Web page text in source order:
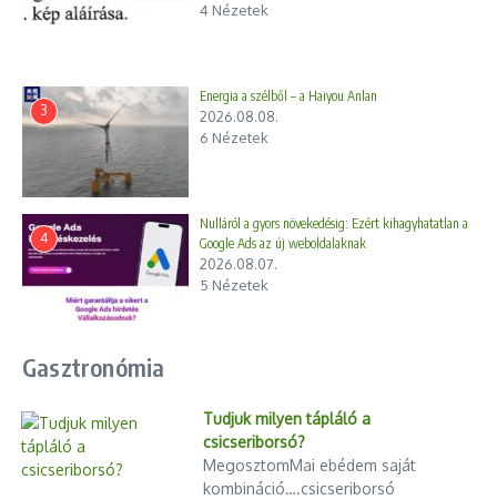
A forint Trump szeszélyeire van
Testvér a testvér ellen: Novák
Hunor nyíltan bírálja Novák Előd é
...
2026.03.10.
4 Nézetek
3
Energia a szélből – a Haiyou Anlan
2026.08.08.
6 Nézetek
4
Nulláról a gyors növekedésig: Ezért kihagyhatatlan a
Google Ads az új weboldalaknak
2026.08.07.
5 Nézetek
Gasztronómia
Tudjuk milyen tápláló a
csicseriborsó?
MegosztomMai ebédem saját
kombináció….csicseriborsó